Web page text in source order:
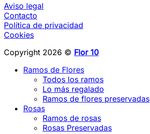
Aviso legal
Contacto
Política de privacidad
Cookies
Copyright 2026 © Flor 10
Ramos de Flores
Todos los ramos
Lo más regalado
Ramos de flores preservadas
Rosas
Ramos de rosas
Rosas Preservadas